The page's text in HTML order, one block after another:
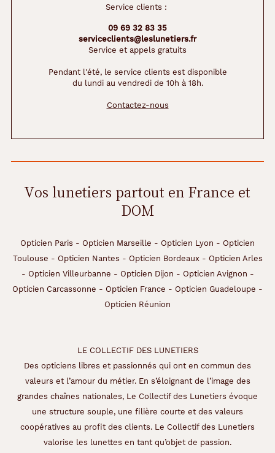
Service clients :
09 69 32 83 35
serviceclients@leslunetiers.fr
Service et appels gratuits
Pendant l'été, le service clients est disponible
du lundi au vendredi de 10h à 18h.
Contactez-nous
Vos lunetiers partout en France et
DOM
Opticien Paris - Opticien Marseille - Opticien Lyon - Opticien
Toulouse - Opticien Nantes - Opticien Bordeaux- Opticien Arles
- Opticien Villeurbanne - Opticien Dijon - Opticien Avignon -
Opticien Carcassonne - Opticien France - Opticien Guadeloupe -
Opticien Réunion
LE COLLECTIF DES LUNETIERS
Des opticiens libres et passionnés qui ont en commun des
valeurs et l’amour du métier. En s’éloignant de l’image des
grandes chaînes nationales, Le Collectif des Lunetiers évoque
une structure souple, une filière courte et des valeurs
coopératives au profit des clients. Le Collectif des Lunetiers
valorise les lunettes en tant qu’objet de passion.